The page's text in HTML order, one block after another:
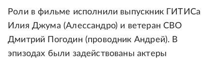
Роли в фильме исполнили выпускник ГИТИСа
Илия Джума (Алессандро) и ветеран СВО
Дмитрий Погодин (проводник Андрей). В
эпизодах были задействованы актеры